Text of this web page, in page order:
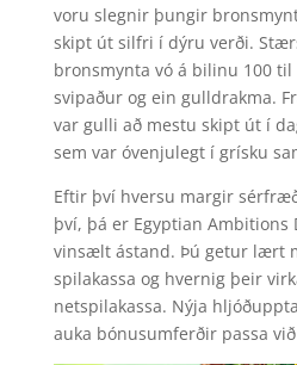
voru slegnir þungir
skipt út silfri í dýru verði.
bronsmynta vó á bilinu 100 til
svipaður og ein gulldrakma.
var gulli að mestu skipt út í
sem var óvenjulegt í grísku
Eftir því hversu margir
því, þá er Egyptian Ambitions
vinsælt ástand. Þú getur lært
spilakassa og hvernig þeir
netspilakassa. Nýja
auka bónusumferðir passa